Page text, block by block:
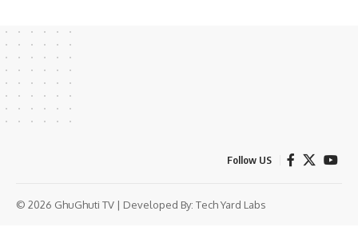
Follow US
© 2026 GhuGhuti TV | Developed By: Tech Yard Labs